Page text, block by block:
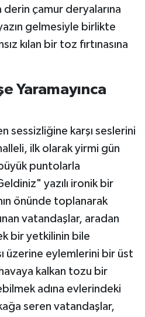
derin çamur deryalarına
gelmesiyle birlikte
kılan bir toz fırtınasına
Yaramayınca
sessizliğine karşı seslerini
ilk olarak yirmi gün
puntolarla
yazılı ironik bir
önünde toplanarak
vatandaşlar, aradan
bir yetkilinin bile
üzerine eylemlerini bir üst
kalkan tozu bir
adına evlerindeki
seren vatandaşlar,